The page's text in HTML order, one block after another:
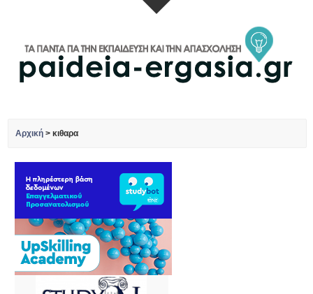
Αρχική >κιθαρα